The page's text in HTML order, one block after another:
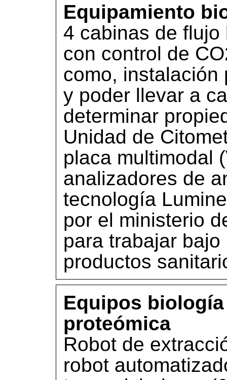
Equipamiento
4 cabinas de flujo
con control de
como, instalación
y poder llevar a
determinar
Unidad de
placa multimodal
analizadores de
tecnología
por el ministerio
para trabajar
productos
Equipos
proteómica
Robot de
robot